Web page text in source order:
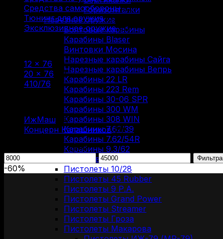
Горизонталки
Нарезное оружие
Болтовые карабины
Карабины Blaser
Винтовки Мосина
Нарезные карабины Сайга
Нарезные карабины Вепрь
Карабины 22 LR
Карабины 223 Rem
Карабины 30-06 SPR
Карабины 300 WM
Карабины 308 WIN
Карабины 7.62/39
Карабины 7.62/54R
Карабины 9.3/62
ОООП и газовое оружие
Пистолеты 10/28
Пистолеты 45 Rubber
Пистолеты 9 Р.А.
Пистолеты Grand Power
Пистолеты Streamer
Пистолеты Гроза
Пистолеты Макарова
Средства самообороны (6)
Тюнинг для оружия (37)
Эксклюзивное оружие (6)
12 × 76
(2)
20 × 76
(3)
410/76
(7)
ИжМаш
(9)
Концерн Калашников (3)
Фильтрация по цене
Минимальная
цена
Максимальная
цена
-60%